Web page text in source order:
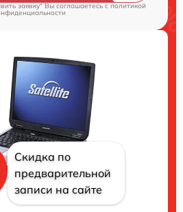
заявку" Вы соглашаетесь cполитикой
Скидка по
предварительной
записи на сайте